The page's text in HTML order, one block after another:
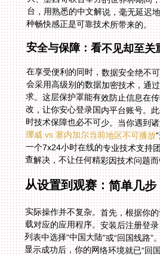
种畅快感正是可靠技术所带来的。
安全与保障：看不见却至关
在享受便利的同时，数据安全绝不
会采用高级别的数据加密技术，通
求。这层保护罩能有效防止信息在
改，让你安心登录国内平台账号。
时技术保障也必不可少。当你遇到诸
挪威 vs 塞内加尔当前地区不可播放
查解决，不让任何精彩因技术问题
从设置到观赛：简单几
实际操作并不复杂。首先，根据你
载对应的应用程序。安装后注册登
列表中选择“中国大陆”或“回国线路
显示成功后，你的网络环境就已“回
的腾讯视频、央视频或任何国内直
前那些灰色的、无法播放的赛事直
的世界杯葡萄牙 vs 韩国经典对决
在眼前。中文解说熟悉的声音响起